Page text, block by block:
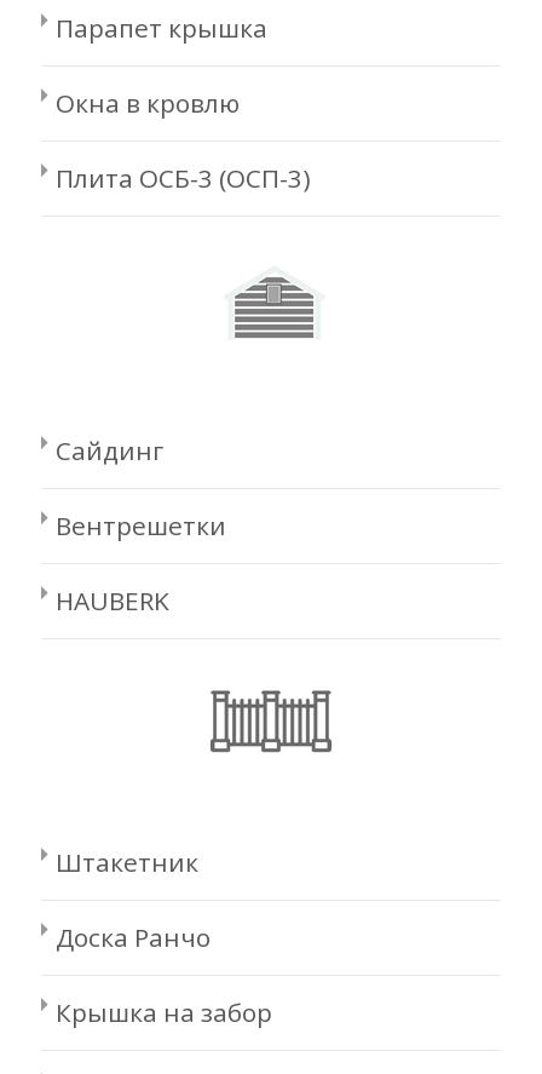
Парапет крышка
Окна в кровлю
Плита ОСБ-3 (ОСП-3)
Сайдинг
Вентрешетки
HAUBERK
Штакетник
Доска Ранчо
Крышка на забор